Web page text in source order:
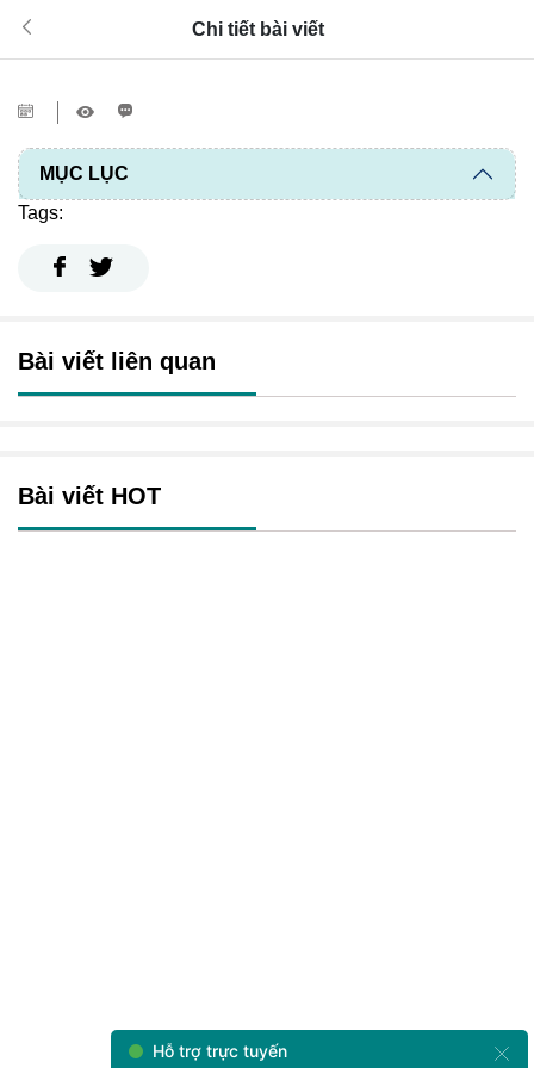
Chi tiết bài viết
MỤC LỤC
Tags:
Bài viết liên quan
Bài viết HOT